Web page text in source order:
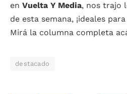
en Vuelta Y Media, nos trajo
de esta semana, ¡ideales
Mirá la columna completa
destacado